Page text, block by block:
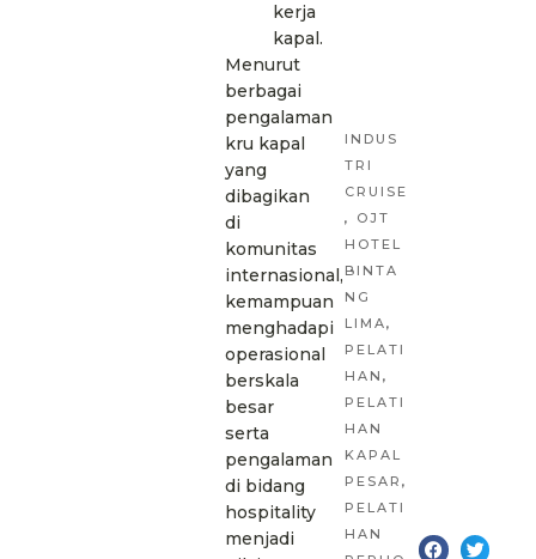
kerja
kapal.
Menurut
berbagai
pengalaman
kru kapal
yang
dibagikan
di
komunitas
internasional,
kemampuan
menghadapi
operasional
berskala
besar
serta
pengalaman
di bidang
hospitality
menjadi
INDUS
TRI
CRUISE
, OJT
HOTEL
BINTA
NG
LIMA,
PELATI
HAN ,
PELATI
HAN
KAPAL
PESAR ,
PELATI
HAN